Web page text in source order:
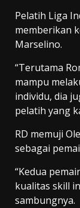
Pelatih Liga
memberikan
Marselino.
“Terutama
mampu
individu, dia
pelatih yang
RD memuji
sebagai
“Kedua
kualitas skill
sambungnya.